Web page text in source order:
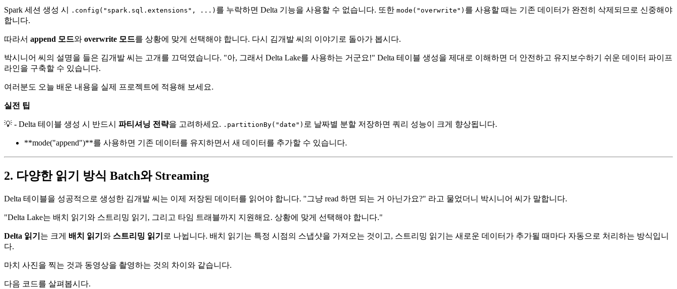
Spark 세션 생성 시 .config("spark.sql.extensions", ...) 를 누락하면 Delta 기능을 사용할 수 없습니다. 또한 mode("overwrite") 를 사용할 때는 기존 데이터가 완전히 삭제되므로 신중해야
합니다.
따라서 append 모드와 overwrite 모드를 상황에 맞게 선택해야 합니다. 다시 김개발 씨의 이야기로 돌아가 봅시다.
박시니어 씨의 설명을 들은 김개발 씨는 고개를 끄덕였습니다. "아, 그래서 Delta Lake를 사용하는 거군요!" Delta 테이블 생성을 제대로 이해하면 더 안전하고 유지보수하기 쉬운 데이터 파이프
라인을 구축할 수 있습니다.
여러분도 오늘 배운 내용을 실제 프로젝트에 적용해 보세요.
실전 팁
💡 - Delta 테이블 생성 시 반드시 파티셔닝 전략을 고려하세요. .partitionBy("date") 로 날짜별 분할 저장하면 쿼리 성능이 크게 향상됩니다.
**mode("append")**를 사용하면 기존 데이터를 유지하면서 새 데이터를 추가할 수 있습니다.
2. 다양한 읽기 방식 Batch와 Streaming
Delta 테이블을 성공적으로 생성한 김개발 씨는 이제 저장된 데이터를 읽어야 합니다. "그냥 read 하면 되는 거 아닌가요?" 라고 물었더니 박시니어 씨가 말합니다.
"Delta Lake는 배치 읽기와 스트리밍 읽기, 그리고 타임 트래블까지 지원해요. 상황에 맞게 선택해야 합니다."
Delta 읽기 는 크게 배치 읽기 와 스트리밍 읽기 로 나뉩니다. 배치 읽기는 특정 시점의 스냅샷을 가져오는 것이고, 스트리밍 읽기는 새로운 데이터가 추가될 때마다 자동으로 처리하는 방식입니
다.
마치 사진을 찍는 것과 동영상을 촬영하는 것의 차이와 같습니다.
다음 코드를 살펴봅시다.